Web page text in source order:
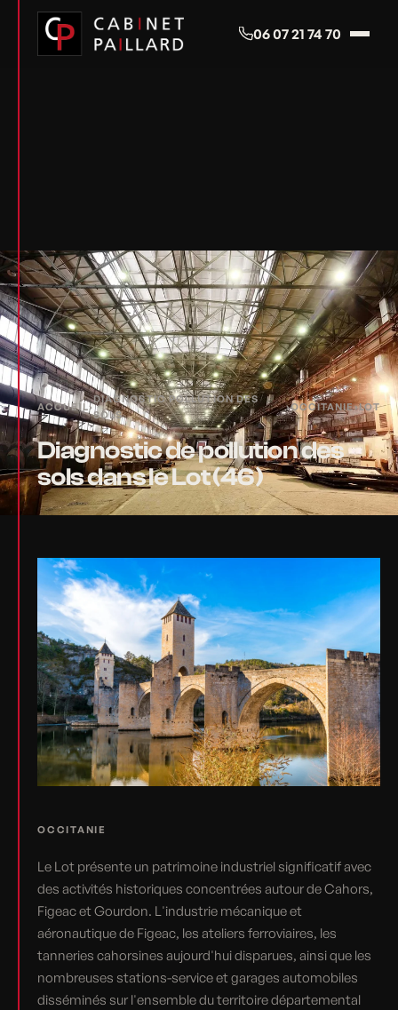
06 07 21 74 70
ACCUEIL›
DIAGNOSTIC POLLUTION DES
SOLS
›OCCITANIE›LOT
Diagnostic de pollution des
sols dans le Lot (46)
OCCITANIE
Le Lot présente un patrimoine industriel significatif avec
des activités historiques concentrées autour de Cahors,
Figeac et Gourdon. L'industrie mécanique et
aéronautique de Figeac, les ateliers ferroviaires, les
tanneries cahorsines aujourd'hui disparues, ainsi que les
nombreuses stations-service et garages automobiles
disséminés sur l'ensemble du territoire départemental
Panneau de gestion des cookies